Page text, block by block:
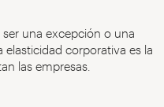
una excepción o una
elasticidad corporativa es la
las empresas.